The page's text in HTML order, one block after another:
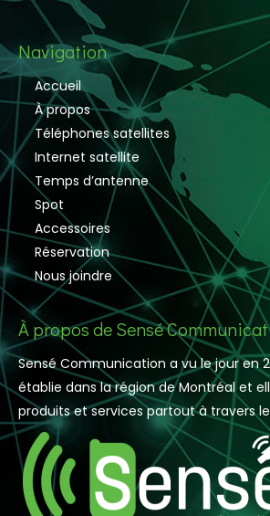
Navigation
Accueil
À propos
Téléphones satellites
Internet satellite
Temps d’antenne
Spot
Accessoires
Réservation
Nous joindre
À propos de Sensé
Sensé Communication a vu le jour en
établie dans la région de Montréal et
produits et services partout à travers